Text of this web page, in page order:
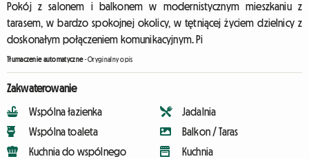
Pokój z salonem i balkonem w modernistycznym mieszkaniu z
tarasem, w bardzo spokojnej okolicy, w tętniącej życiem dzielnicy z
doskonałym połączeniem komunikacyjnym. Pi
Tłumaczenie automatyczne-Oryginalny opis
Zakwaterowanie
Wspólna łazienka
Wspólna toaleta
Kuchnia do wspólnego
Jadalnia
Balkon / Taras
Kuchnia